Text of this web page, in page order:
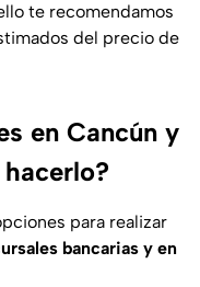
te recomendamos
del precio de
en Cancún y
para realizar
bancarias y en